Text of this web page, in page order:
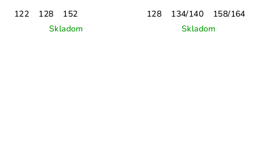
122
128
152
Skladom
128
134/140
158/164
Skladom